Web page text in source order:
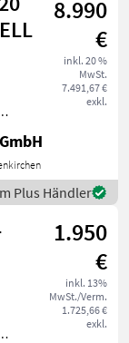
8.990
€
inkl. 20 %
MwSt.
7.491,67 €
exkl.
Plus Händler
1.950
€
inkl. 13%
MwSt./Verm.
1.725,66 €
exkl.